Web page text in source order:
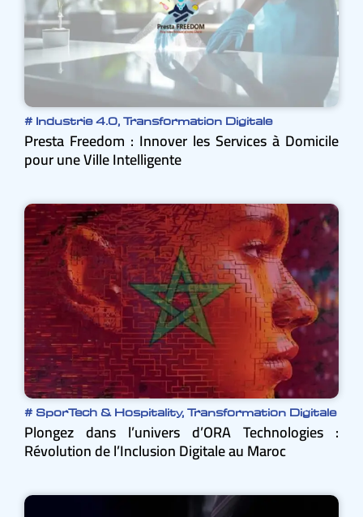
# Industrie 4.0, Transformation Digitale
Presta Freedom : Innover les Services à Domicile
pour une Ville Intelligente
# SporTech & Hospitality, Transformation Digitale
Plongez dans l’univers d’ORA Technologies :
Révolution de l’Inclusion Digitale au Maroc